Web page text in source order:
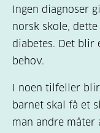
Ingen diagnoser
norsk skole,
diabetes. Det blir
behov.
I noen tilfeller
barnet skal få et
man andre måter